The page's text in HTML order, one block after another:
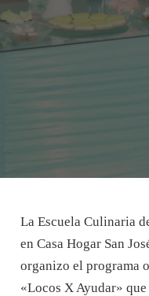
La Escuela Culinaria
en Casa Hogar San
organizo el programa
«Locos X Ayudar»